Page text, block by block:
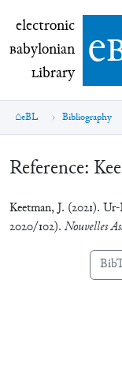
electronic
electronic
Babylonian
Library e
eBL Bibliography
Reference:
Keetman, J. (2021).
2020/102). Nouvelles